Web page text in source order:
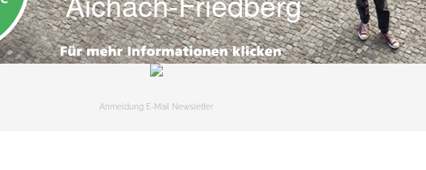
Anmeldung E-Mail Newsletter